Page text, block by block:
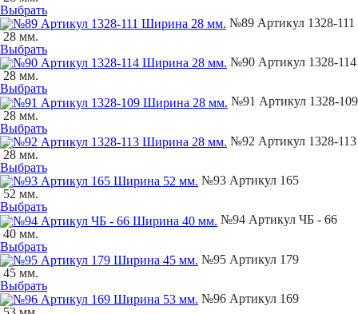
Выбрать
№89 Артикул 1328-111
28 мм.
Выбрать
№90 Артикул 1328-114
28 мм.
Выбрать
№91 Артикул 1328-109
28 мм.
Выбрать
№92 Артикул 1328-113
28 мм.
Выбрать
№93 Артикул 165
52 мм.
Выбрать
№94 Артикул ЧБ - 66
40 мм.
Выбрать
№95 Артикул 179
45 мм.
Выбрать
№96 Артикул 169